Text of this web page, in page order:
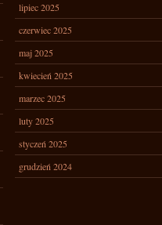
lipiec 2025
czerwiec 2025
maj 2025
kwiecień 2025
marzec 2025
luty 2025
styczeń 2025
grudzień 2024